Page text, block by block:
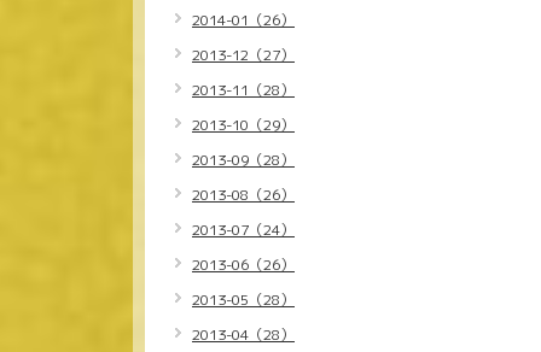
2014-01（26）
2013-12（27）
2013-11（28）
2013-10（29）
2013-09（28）
2013-08（26）
2013-07（24）
2013-06（26）
2013-05（28）
2013-04（28）